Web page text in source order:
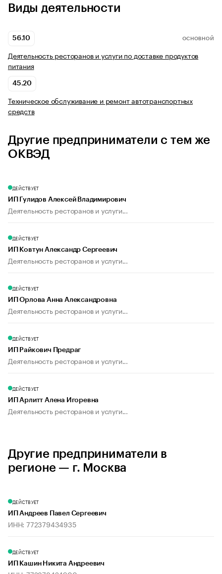
Виды деятельности
56.10 ОСНОВНОЙ
Деятельность ресторанов и услуги по доставке продуктов
питания
45.20
Техническое обслуживание и ремонт автотранспортных
средств
Другие предприниматели с тем же
ОКВЭД
ДЕЙСТВУЕТ
ИП Гулидов Алексей Владимирович
Деятельность ресторанов и услуги...
ДЕЙСТВУЕТ
ИП Ковтун Александр Сергеевич
Деятельность ресторанов и услуги...
ДЕЙСТВУЕТ
ИП Орлова Анна Александровна
Деятельность ресторанов и услуги...
ДЕЙСТВУЕТ
ИП Райкович Предраг
Деятельность ресторанов и услуги...
ДЕЙСТВУЕТ
ИП Арлитт Алена Игоревна
Деятельность ресторанов и услуги...
Другие предприниматели в
регионе — г. Москва
ДЕЙСТВУЕТ
ИП Андреев Павел Сергеевич
ИНН: 772379434935
ДЕЙСТВУЕТ
ИП Кашин Никита Андреевич